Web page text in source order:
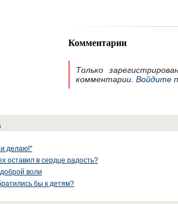
Комментарии
Только
комментарии. Войдите
делаю!"
оставил в сердце радость?
воли
бы к детям?